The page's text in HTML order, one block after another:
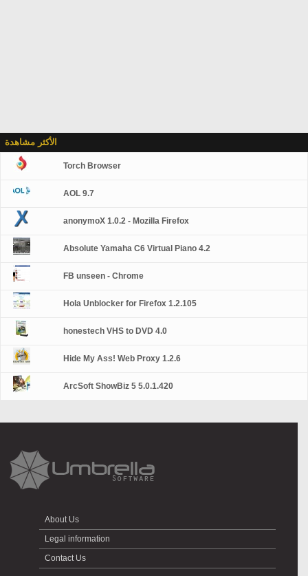
الأكثر مشاهدة
Torch Browser
AOL 9.7
anonymoX 1.0.2 - Mozilla Firefox
Absolute Yamaha C6 Virtual Piano 4.2
FB unseen - Chrome
Hola Unblocker for Firefox 1.2.105
honestech VHS to DVD 4.0
Hide My Ass! Web Proxy 1.2.6
ArcSoft ShowBiz 5 5.0.1.420
About Us
Legal information
Contact Us